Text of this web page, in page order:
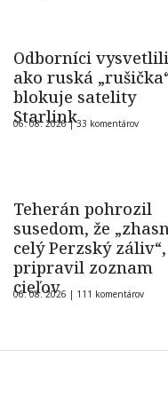
Odborníci
ako ruská
blokuje satelity
Starlink
06. 08. 2026 |33 komentárov
Teherán pohrozil
susedom, že
celý Perzský záliv“,
pripravil zoznam
cieľov
06. 08. 2026 | 111 komentárov